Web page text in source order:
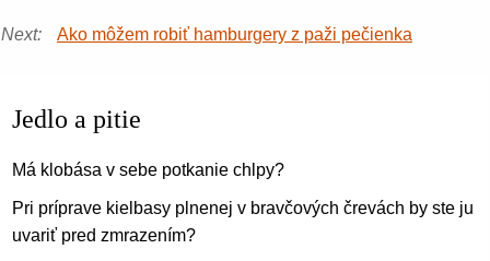
Next: Ako môžem robiť hamburgery z paži pečienka
Jedlo a pitie
Má klobása v sebe potkanie chlpy?
Pri príprave kielbasy plnenej v bravčových črevách by ste ju
uvariť pred zmrazením?